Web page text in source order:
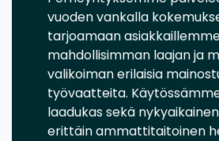
vuoden vankalla
tarjoamaan
mahdollisimman laajan ja
valikoiman erilaisia
työvaatteita.
laadukas sekä
erittäin ammattitaitoinen